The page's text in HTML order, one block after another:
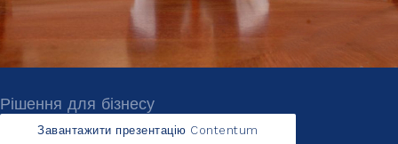
Рішення для бізнесу
Завантажити презентацію Contentum